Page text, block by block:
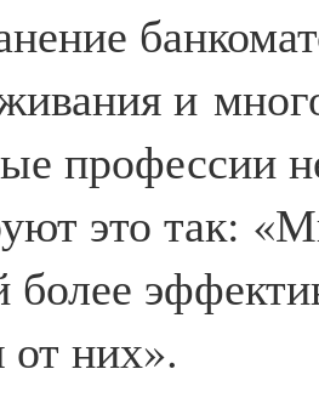
и
профессии
это так:
более
от них».